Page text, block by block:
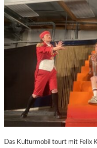
Das Kulturmobil tourt mit Felix